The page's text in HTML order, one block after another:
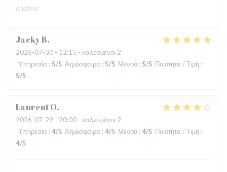
chaleur
JackyB
2026-07-30 - 12:15 - καλεσμένοι 2
Υπηρεσία : 5/5 Ατμόσφαιρα : 5/5 Μενού : 5/5 Ποιότητα / Τιμή :
5/5
LaurentO
2026-07-29 - 20:00 - καλεσμένοι 2
Υπηρεσία : 4/5 Ατμόσφαιρα : 4/5 Μενού : 4/5 Ποιότητα / Τιμή :
4/5